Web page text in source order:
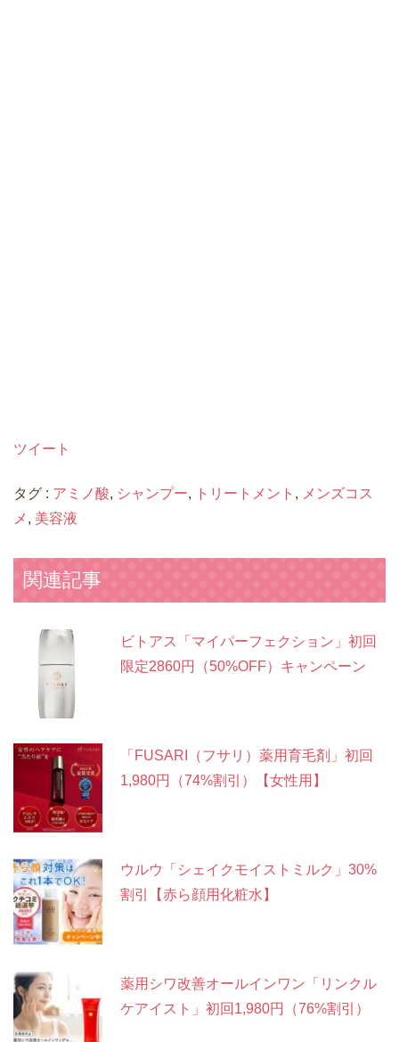
ツイート
タグ : アミノ酸, シャンプー, トリートメント , メンズコス
メ , 美容液
関連記事
ビトアス「マイパーフェクション」初回
限定2860円（50%OFF）キャンペーン
「FUSARI（フサリ）薬用育毛剤」初回
1,980円（74%割引）【女性用】
ウルウ「シェイクモイストミルク」30%
割引【赤ら顔用化粧水】
薬用シワ改善オールインワン「リンクル
ケアイスト」初回1,980円（76%割引）